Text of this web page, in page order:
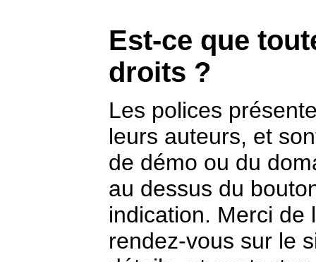
Est-ce que
droits ?
Les polices
leurs auteurs, et
de démo ou du
au dessus du
indication. Merci de
rendez-vous sur le